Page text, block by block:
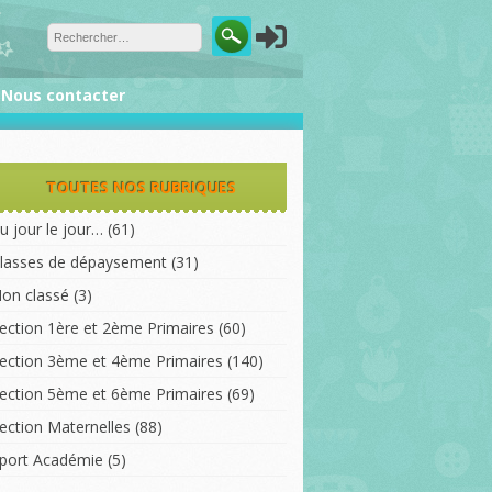
Nous contacter
TOUTES NOS RUBRIQUES
jour le jour… (61)
de dépaysement (31)
classé (3)
1ère et 2ème Primaires (60)
3ème et 4ème Primaires (140)
5ème et 6ème Primaires (69)
Maternelles (88)
Académie (5)